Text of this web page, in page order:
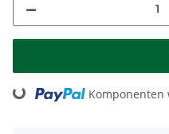
Loading... Komponenten